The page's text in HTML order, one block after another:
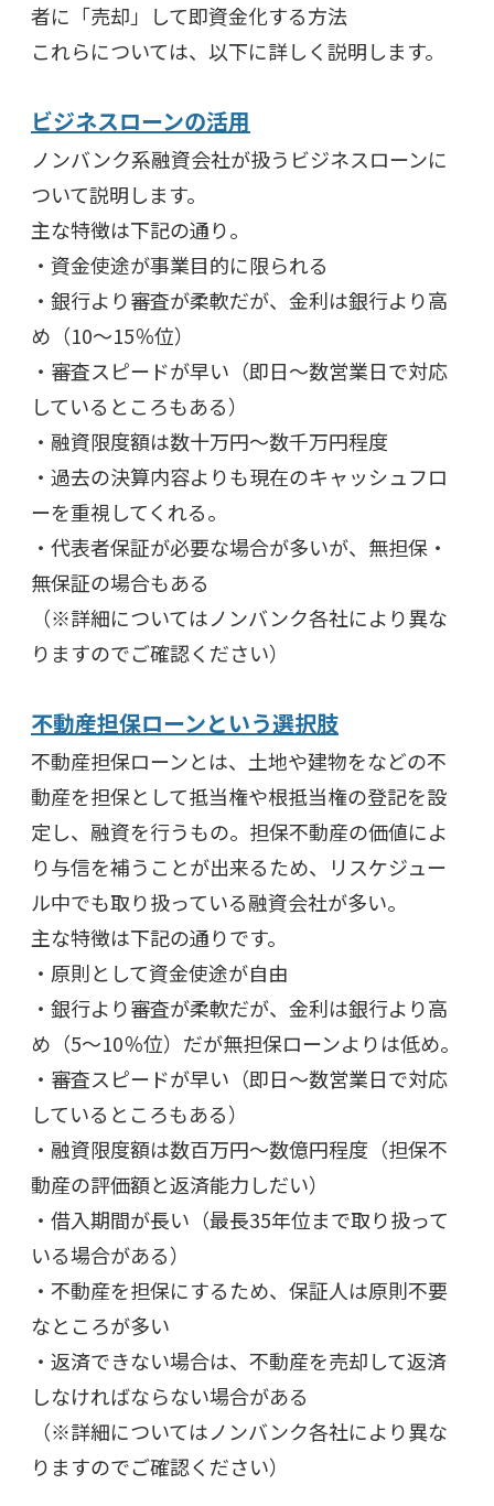
者に「売却」して即資金化する方法
これらについては、以下に詳しく説明します。
ビジネスローンの活用
ノンバンク系融資会社が扱うビジネスローンに
ついて説明します。
主な特徴は下記の通り。
・資金使途が事業目的に限られる
・銀行より審査が柔軟だが、金利は銀行より高
め（10～15％位）
・審査スピードが早い（即日～数営業日で対応
しているところもある）
・融資限度額は数十万円～数千万円程度
・過去の決算内容よりも現在のキャッシュフロ
ーを重視してくれる。
・代表者保証が必要な場合が多いが、無担保・
無保証の場合もある
（※詳細についてはノンバンク各社により異な
りますのでご確認ください）
不動産担保ローンという選択肢
不動産担保ローンとは、土地や建物をなどの不
動産を担保として抵当権や根抵当権の登記を設
定し、融資を行うもの。担保不動産の価値によ
り与信を補うことが出来るため、リスケジュー
ル中でも取り扱っている融資会社が多い。
主な特徴は下記の通りです。
・原則として資金使途が自由
・銀行より審査が柔軟だが、金利は銀行より高
め（5～10％位）だが無担保ローンよりは低め。
・審査スピードが早い（即日～数営業日で対応
しているところもある）
・融資限度額は数百万円～数億円程度（担保不
動産の評価額と返済能力しだい）
・借入期間が長い（最長35年位まで取り扱って
いる場合がある）
・不動産を担保にするため、保証人は原則不要
なところが多い
・返済できない場合は、不動産を売却して返済
しなければならない場合がある
（※詳細についてはノンバンク各社により異な
りますのでご確認ください）